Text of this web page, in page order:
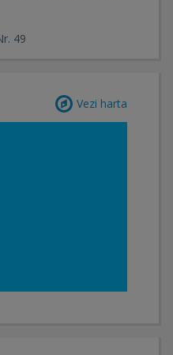
49
Vezi harta